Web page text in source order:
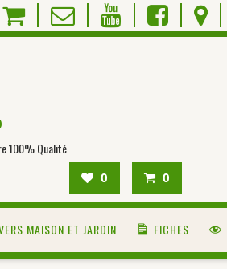
100% Qualité
0 0
MAISON ET JARDIN FICHES